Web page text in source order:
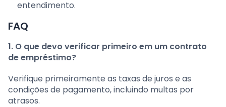
entendimento.
FAQ
1. O que devo verificar primeiro em um contrato
de empréstimo?
Verifique primeiramente as taxas de juros e as
condições de pagamento, incluindo multas por
atrasos.